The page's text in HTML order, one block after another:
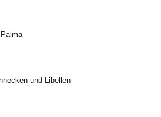
und Libellen